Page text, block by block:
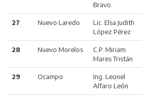
Bravo
27 Nuevo Laredo
Lic. Elsa Judith
López Pérez
28 Nuevo Morelos
C.P. Miriam
Mares Tristán
29 Ocampo
Ing. Leonel
Alfaro León